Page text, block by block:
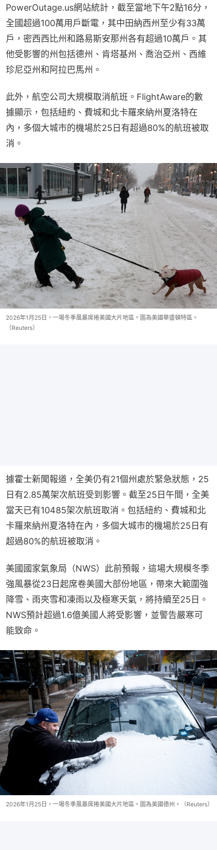
PowerOutage.us網站統計，截至當地下午2點16分，
全國超過100萬用戶斷電，其中田納西州至少有33萬
戶，密西西比州和路易斯安那州各有超過10萬戶。其
他受影響的州包括德州、肯塔基州、喬治亞州、西維
珍尼亞州和阿拉巴馬州。
此外，航空公司大規模取消航班。FlightAware的數
據顯示，包括紐約、費城和北卡羅來納州夏洛特在
內，多個大城市的機場於25日有超過80%的航班被取
消。
2026年1月25日，一場冬季風暴席捲美國大片地區。圖為美國華盛頓特區。
（Reuters）
據霍士新聞報道，全美仍有21個州處於緊急狀態，25
日有2.85萬架次航班受到影響。截至25日午間，全美
當天已有10485架次航班取消。包括紐約、費城和北
卡羅來納州夏洛特在內，多個大城市的機場於25日有
超過80%的航班被取消。
美國國家氣象局（NWS）此前預報，這場大規模冬季
強風暴從23日起席卷美國大部份地區，帶來大範圍強
降雪、雨夾雪和凍雨以及極寒天氣，將持續至25日。
NWS預計超過1.6億美國人將受影響，並警告嚴寒可
能致命。
2026年1月25日，一場冬季風暴席捲美國大片地區。圖為美國德州。（Reuters）